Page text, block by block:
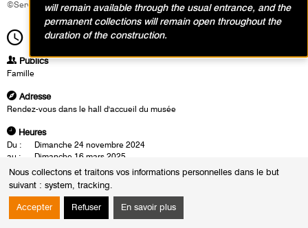
Nous collectons et traitons vos informations personnelles dans le but
suivant : system, tracking.
Accepter Refuser En savoir plus
©Service éducatif et culturel
14h00Durée1h30
Publics
Famille
Adresse
Rendez-vous dans le hall d'accueil du musée
Heures
Du :
Dimanche 24 novembre 2024
au :
Dimanche 16 mars 2025
Le :
Dimanche 16 mars 2025 de 14h00 à 15h30
Dimanche 16 mars 2025 de 15h30 à 17h00
Visitez le musée en famille à l’aide d’un livret-jeux autour des collections
ou des expositions. L’intervenante vous propose un mini-parcours, puis
will remain available through the usual entrance, and the
permanent collections will remain open throughout the
duration of the construction.